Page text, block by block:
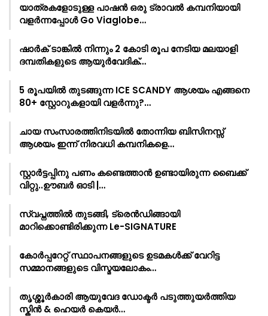
യാത്രകളോടുള്ള പാഷൻ ഒരു ട്രാവൽ കമ്പനിയായി
വളർന്നപ്പോൾ Go Viaglobe…
ഷാർക്‌ ടാങ്കിൽ നിന്നും 2 കോടി രൂപ നേടിയ മലയാളി
ദമ്പതികളുടെ ആയുർവേദിക്…
5 രൂപയിൽ തുടങ്ങുന്ന ICE SCANDY ആശയം എങ്ങനെ
80+ സ്റ്റോറുകളായി വളർന്നു?…
ചായ സംസാരത്തിനിടയിൽ തോന്നിയ ബിസിനസ്സ്
ആശയം ഇന്ന് നിരവധി കമ്പനികളെ…
സ്റ്റാർട്ടപ്പിനു പണം കണ്ടെത്താൻ ഉണ്ടായിരുന്ന ബൈക്ക്
വിറ്റു..ഊബർ ഓടി |…
സ്വപ്നത്തിൽ തുടങ്ങി, ട്രെൻഡിങ്ങായി
മാറിക്കൊണ്ടിരിക്കുന്ന Le-SIGNATURE
കോർപ്പറേറ്റ് സ്ഥാപനങ്ങളുടെ ഉടമകൾക്ക് വേറിട്ട
സമ്മാനങ്ങളുടെ വിസ്മയലോകം…
തൃശ്ശൂർകാരി ആയുവേദ ഡോക്ടർ പടുത്തുയർത്തിയ
സ്കിൻ & ഹെയർ കെയർ…